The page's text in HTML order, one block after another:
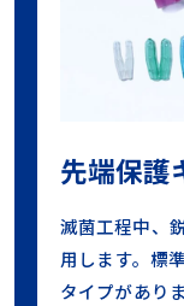
先端保護
滅菌工程中、
用します。標
タイプがあり